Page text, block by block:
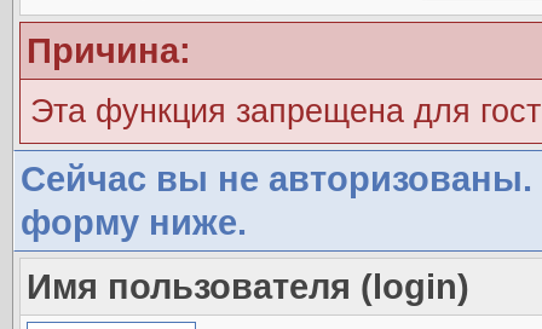
Причина:
Эта функция запрещена для
Сейчас вы не авторизованы.
форму ниже.
Имя пользователя (login)